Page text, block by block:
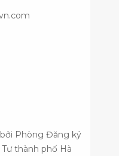
Phòng Đăng ký
thành phố Hà